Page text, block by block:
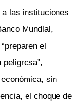
las instituciones
Mundial,
el
peligrosa”,
sin
el choque de